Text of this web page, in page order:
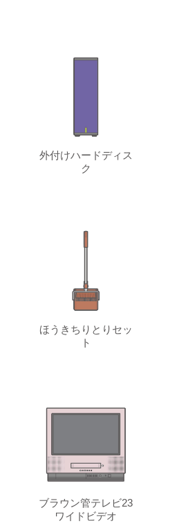
外付けハードディス
ク
ほうきちりとりセッ
ト
ブラウン管テレビ23
ワイドビデオ